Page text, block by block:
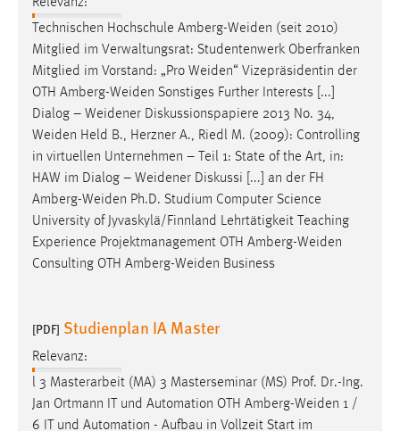
Technischen Hochschule Amberg-Weiden (seit 2010)
Mitglied im Verwaltungsrat: Studentenwerk Oberfranken
Mitglied im Vorstand: „Pro Weiden“ Vizepräsidentin der
OTH Amberg-Weiden Sonstiges Further Interests [...]
Dialog – Weidener Diskussionspapiere 2013 No. 34,
Weiden Held B., Herzner A., Riedl M. (2009): Controlling
in virtuellen Unternehmen – Teil 1: State of the Art, in:
HAW im Dialog – Weidener Diskussi [...] an der FH
Amberg-Weiden Ph.D. Studium Computer Science
University of Jyvaskylä/Finnland Lehrtätigkeit Teaching
Experience Projektmanagement OTH Amberg-Weiden
Consulting OTH Amberg-Weiden Business
[PDF] Studienplan IA Master
Relevanz:
l 3 Masterarbeit (MA) 3 Masterseminar (MS) Prof. Dr.-Ing.
Jan Ortmann IT und Automation OTH Amberg-Weiden 1 /
6 IT und Automation - Aufbau in Vollzeit Start im